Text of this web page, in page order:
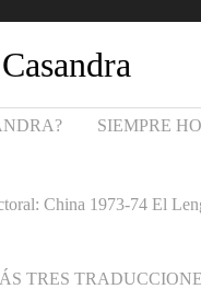
SIEMPRE
China 1973-74 El
TRES